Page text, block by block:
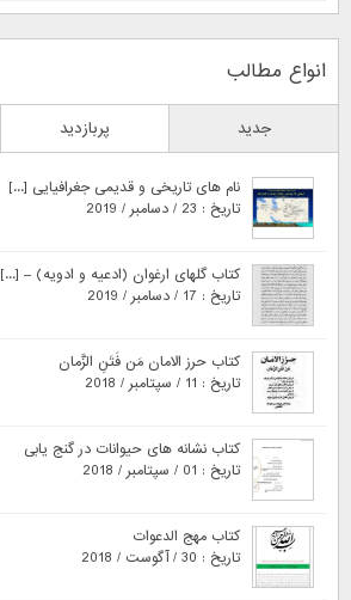
انواع مطالب
جدید پربازدید
نام های تاریخی و قدیمی جغرافیایی [...]
تاریخ : 23 / دسامبر / 2019
کتاب گلهای ارغوان (ادعیه و ادویه) – [...]
تاریخ : 17 / دسامبر / 2019
کتاب حرز الامان مَن فَتَنِ الزَّمان
تاریخ : 11 / سپتامبر / 2018
کتاب نشانه های حیوانات در گنج یابی
تاریخ : 01 / سپتامبر / 2018
کتاب مهج الدعوات
تاریخ : 30 / آگوست / 2018